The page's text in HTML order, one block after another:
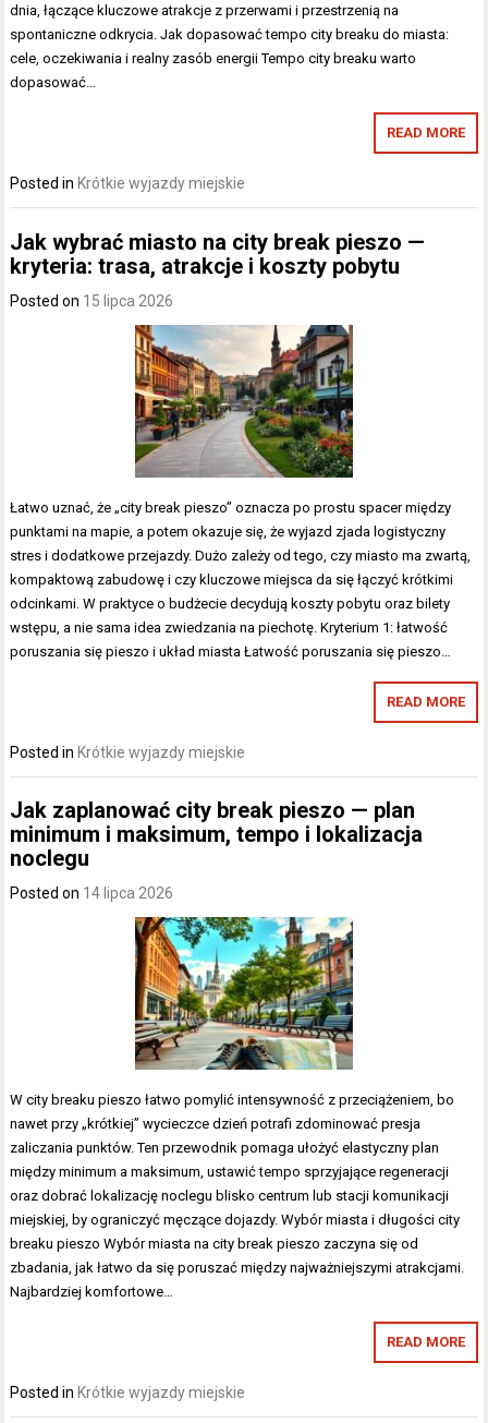
dnia, łączące kluczowe atrakcje z przerwami i przestrzenią na
spontaniczne odkrycia. Jak dopasować tempo city breaku do miasta:
cele, oczekiwania i realny zasób energii Tempo city breaku warto
dopasować…
READ MORE
Posted in Krótkie wyjazdy miejskie
Jak wybrać miasto na city break pieszo —
kryteria: trasa, atrakcje i koszty pobytu
Posted on 15 lipca 2026
Łatwo uznać, że „city break pieszo” oznacza po prostu spacer między
punktami na mapie, a potem okazuje się, że wyjazd zjada logistyczny
stres i dodatkowe przejazdy. Dużo zależy od tego, czy miasto ma zwartą,
kompaktową zabudowę i czy kluczowe miejsca da się łączyć krótkimi
odcinkami. W praktyce o budżecie decydują koszty pobytu oraz bilety
wstępu, a nie sama idea zwiedzania na piechotę. Kryterium 1: łatwość
poruszania się pieszo i układ miasta Łatwość poruszania się pieszo…
READ MORE
Posted in Krótkie wyjazdy miejskie
Jak zaplanować city break pieszo — plan
minimum i maksimum, tempo i lokalizacja
noclegu
Posted on 14 lipca 2026
W city breaku pieszo łatwo pomylić intensywność z przeciążeniem, bo
nawet przy „krótkiej” wycieczce dzień potrafi zdominować presja
zaliczania punktów. Ten przewodnik pomaga ułożyć elastyczny plan
między minimum a maksimum, ustawić tempo sprzyjające regeneracji
oraz dobrać lokalizację noclegu blisko centrum lub stacji komunikacji
miejskiej, by ograniczyć męczące dojazdy. Wybór miasta i długości city
breaku pieszo Wybór miasta na city break pieszo zaczyna się od
zbadania, jak łatwo da się poruszać między najważniejszymi atrakcjami.
Najbardziej komfortowe…
READ MORE
Posted in Krótkie wyjazdy miejskie